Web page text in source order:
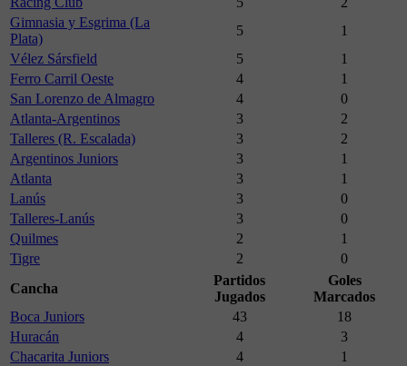
Gimnasia y Esgrima (La
Plata)
5
1
Vélez Sársfield
5
1
Ferro Carril Oeste
4
1
San Lorenzo de Almagro
4
0
Atlanta-Argentinos
3
2
Talleres (R. Escalada)
3
2
Argentinos Juniors
3
1
Atlanta
3
1
Lanús
3
0
Talleres-Lanús
3
0
Quilmes
2
1
Tigre
2
0
Cancha
Partidos
Jugados
Goles
Marcados
Boca Juniors
43
18
Huracán
4
3
Chacarita Juniors
4
1